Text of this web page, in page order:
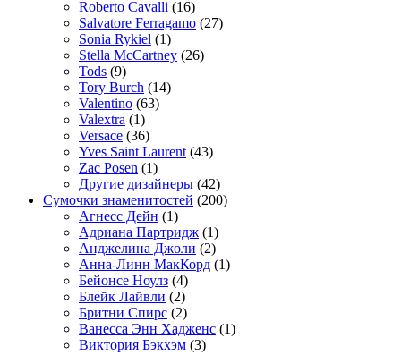
Roberto Cavalli (16)
Salvatore Ferragamo (27)
Sonia Rykiel (1)
Stella McCartney (26)
Tods (9)
Tory Burch (14)
Valentino (63)
Valextra (1)
Versace (36)
Yves Saint Laurent (43)
Zac Posen (1)
Другие дизайнеры (42)
Сумочки знаменитостей (200)
Агнесс Дейн (1)
Адриана Партридж (1)
Анджелина Джоли (2)
Анна-Линн МакКорд (1)
Бейонсе Ноулз (4)
Блейк Лайвли (2)
Бритни Спирс (2)
Ванесса Энн Хадженс (1)
Виктория Бэкхэм (3)